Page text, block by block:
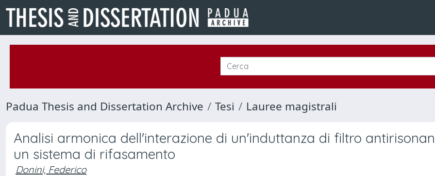
Padua Thesis and Dissertation Archive Tesi Lauree magistrali
Analisi armonica dell'interazione di un'induttanza di filtro
un sistema di rifasamento
Donini, Federico